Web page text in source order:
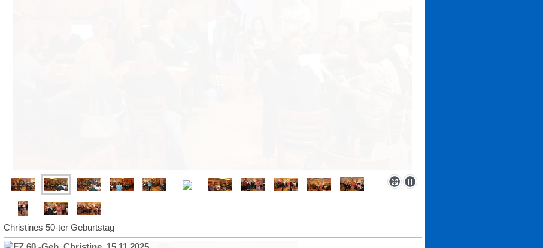
Christines 50-ter Geburtstag